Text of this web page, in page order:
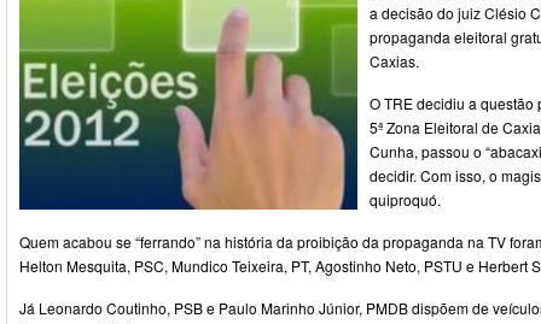
a decisão do juiz Clésio
propaganda eleitoral
Caxias.
O TRE decidiu a
5ª Zona Eleitoral de
Cunha, passou o
decidir. Com isso, o
quiproquó.
Quem acabou se “ferrando” na história da proibição da propaganda na TV
Helton Mesquita, PSC, Mundico Teixeira, PT, Agostinho Neto, PSTU e Herbert
Já Leonardo Coutinho, PSB e Paulo Marinho Júnior, PMDB dispõem de